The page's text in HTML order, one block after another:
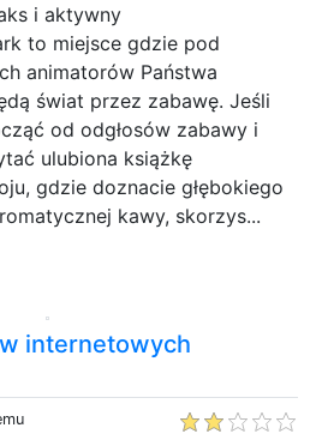
i aktywny
to miejsce gdzie pod
animatorów Państwa
świat przez zabawę. Jeśli
od odgłosów zabawy i
ulubiona książkę
gdzie doznacie głębokiego
kawy, skorzys...
internetowych